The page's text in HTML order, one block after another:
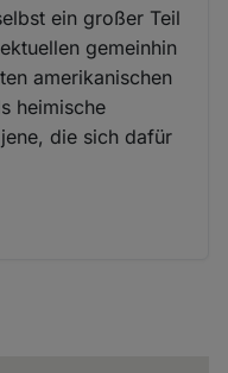
ein großer Teil
gemeinhin
amerikanischen
heimische
die sich dafür